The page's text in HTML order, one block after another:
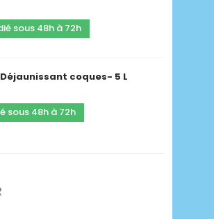
sous 48h à 72h
Déjaunissant coques- 5 L
sous 48h à 72h